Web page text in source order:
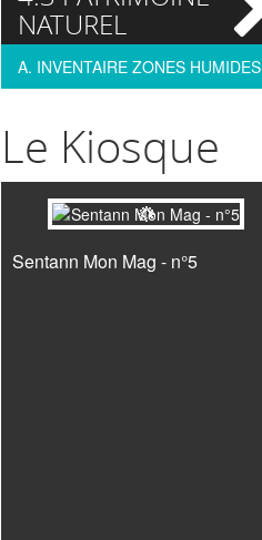
NATUREL
A. INVENTAIRE ZONES HUMIDES
Le Kiosque
Sentann Mon Mag - n°5